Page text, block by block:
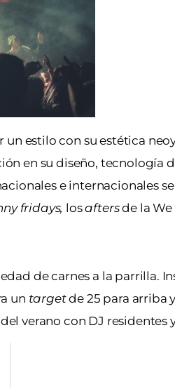
estilo con su estética
en su diseño, tecnología
e internacionales
fridays, losaftersde la We
de carnes a la parrilla.
un targetde 25 para arriba
verano con DJ residentes